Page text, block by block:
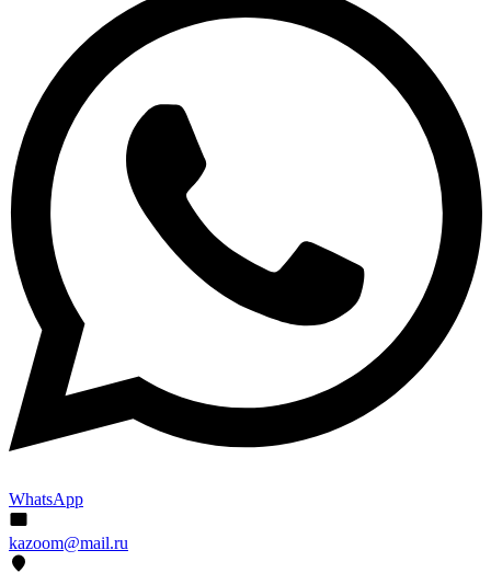
WhatsApp
kazoom@mail.ru